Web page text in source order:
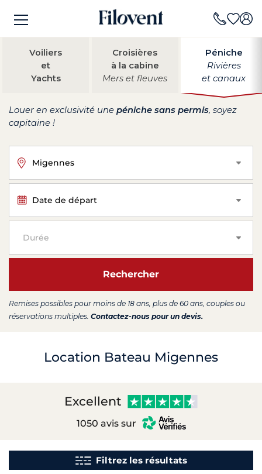
Voiliers
et
Yachts
Croisières
à la cabine
Mers et fleuves
Péniche
Rivières
et canaux
Louer en exclusivité une péniche sans permis, soyez
capitaine !
Migennes
Date de départ
Durée
Rechercher
Remises possibles pour moins de 18 ans, plus de 60 ans, couples ou
réservations multiples. Contactez-nous pour un devis.
Location Bateau Migennes
Excellent
1050 avis sur
Filtrez les résultats